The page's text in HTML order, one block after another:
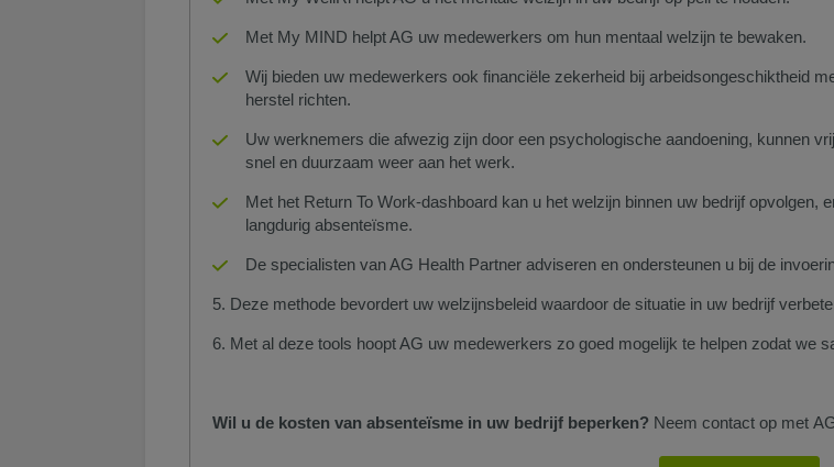
Met My MIND helpt AG uw medewerkers om hun mentaal welzijn te bewaken.
Wij bieden uw medewerkers ook financiële zekerheid bij arbeidsongeschiktheid
herstel richten.
Uw werknemers die afwezig zijn door een psychologische aandoening, kunnen
snel en duurzaam weer aan het werk.
Met het Return To Work-dashboard kan u het welzijn binnen uw bedrijf opvolgen,
langdurig absenteïsme.
De specialisten van AG Health Partner adviseren en ondersteunen u bij de
5. Deze methode bevordert uw welzijnsbeleid waardoor de situatie in uw bedrijf
6. Met al deze tools hoopt AG uw medewerkers zo goed mogelijk te helpen zodat we
Wil u de kosten van absenteïsme in uw bedrijf beperken? Neem contact op met